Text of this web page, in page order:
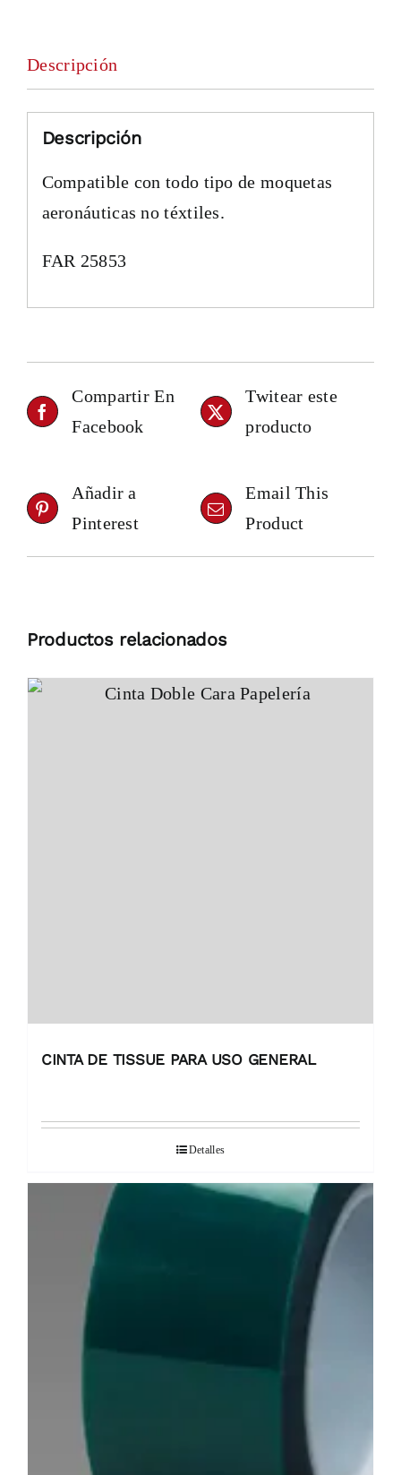
Descripción
Descripción
Compatible con todo tipo de moquetas
aeronáuticas no téxtiles.
FAR 25853
Compartir En
Facebook
Twitear este
producto
Añadir a
Pinterest
Email This
Product
Productos relacionados
CINTA DE TISSUE PARA USO GENERAL
Detalles